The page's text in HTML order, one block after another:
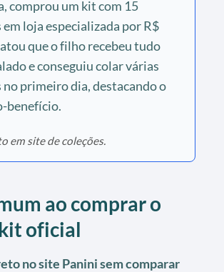
comprou um kit com 15
loja especializada por R$
que o filho recebeu tudo
e conseguiu colar várias
primeiro dia, destacando o
benefício.
em site de coleções.
ao comprar o
oficial
no site Panini sem comparar